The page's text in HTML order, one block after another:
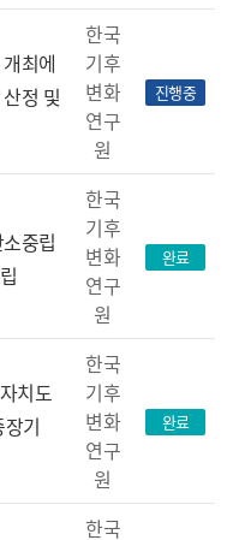
최에
정 및
한국
기후
변화
연구
원
진행중
중립
한국
기후
변화
연구
원
완료
치도
기
한국
기후
변화
연구
원
완료
한국